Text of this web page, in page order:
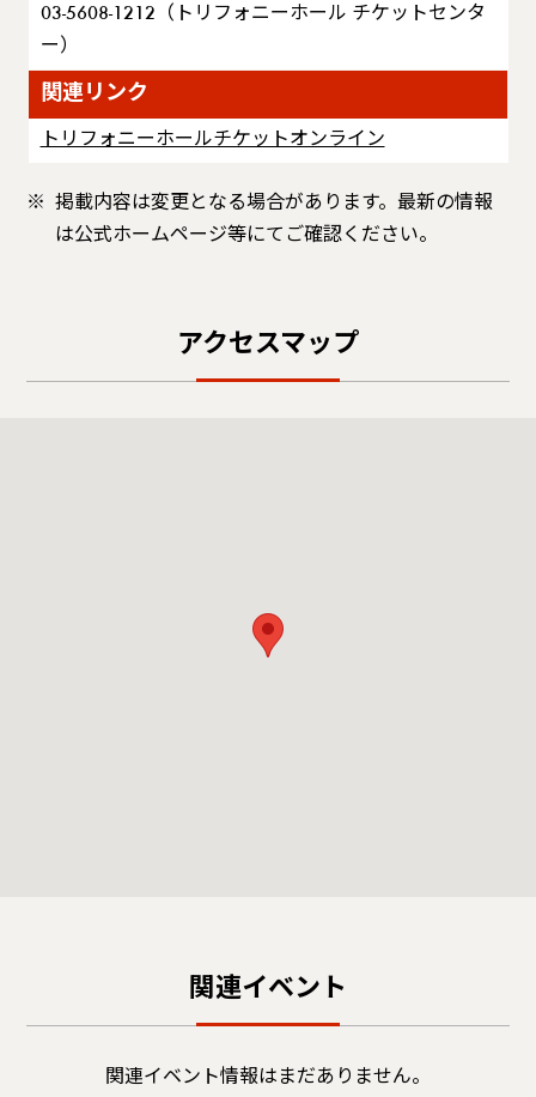
03-5608-1212（トリフォニーホール チケットセンタ
ー）
関連リンク
トリフォニーホールチケットオンライン
掲載内容は変更となる場合があります。最新の情報
は公式ホームページ等にてご確認ください。
アクセスマップ
関連イベント
関連イベント情報はまだありません。